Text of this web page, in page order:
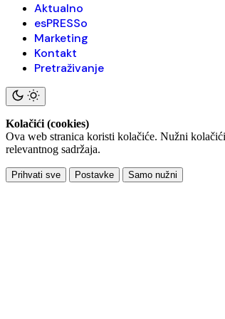
Aktualno
esPRESSo
Marketing
Kontakt
Pretraživanje
Kolačići (cookies)
Ova web stranica koristi kolačiće. Nužni
relevantnog sadržaja.
Prihvati sve Postavke Samo nužni